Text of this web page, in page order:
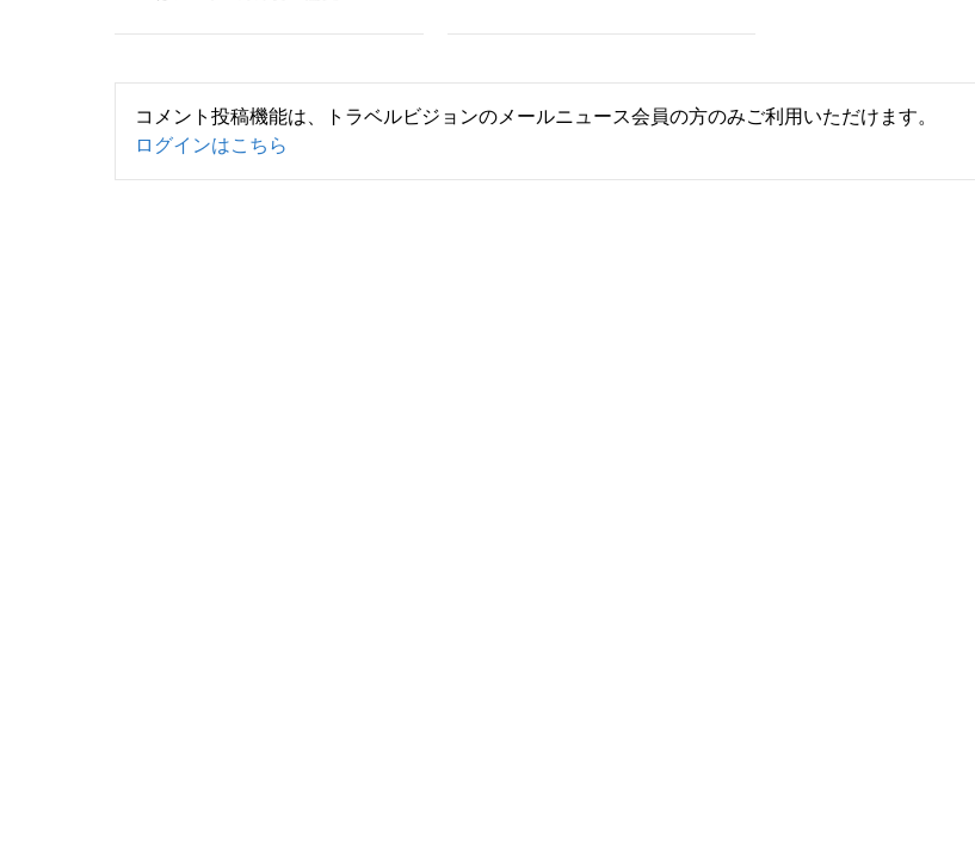
コメント投稿機能は、トラベルビジョンのメールニュース会員の方のみご利用いただけます。
ログインはこちら